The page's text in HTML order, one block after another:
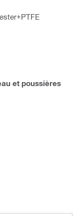
et poussières